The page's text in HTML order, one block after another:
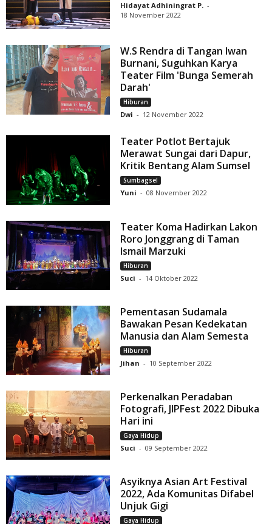
Hidayat Adhiningrat P. -
18 November 2022
W.S Rendra di Tangan Iwan
Burnani, Suguhkan Karya
Teater Film 'Bunga Semerah
Darah'
Hiburan
Dwi - 12 November 2022
Teater Potlot Bertajuk
Merawat Sungai dari Dapur,
Kritik Bentang Alam Sumsel
Sumbagsel
Yuni - 08 November 2022
Teater Koma Hadirkan Lakon
Roro Jonggrang di Taman
Ismail Marzuki
Hiburan
Suci - 14 Oktober 2022
Pementasan Sudamala
Bawakan Pesan Kedekatan
Manusia dan Alam Semesta
Hiburan
Jihan - 10 September 2022
Perkenalkan Peradaban
Fotografi, JIPFest 2022 Dibuka
Hari ini
Gaya Hidup
Suci - 09 September 2022
Asyiknya Asian Art Festival
2022, Ada Komunitas Difabel
Unjuk Gigi
Gaya Hidup